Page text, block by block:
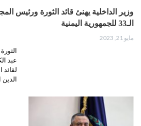
وزير الداخلية يهنئ قائد الثورة ورئيس
الـ33 للجمهورية اليمنية
مايو 21, 2023
عبد
لقائد